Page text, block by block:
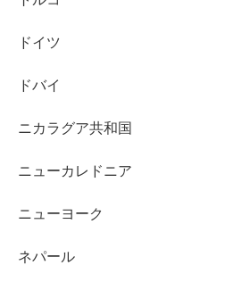
ドイツ
ドバイ
ニカラグア共和国
ニューカレドニア
ニューヨーク
ネパール